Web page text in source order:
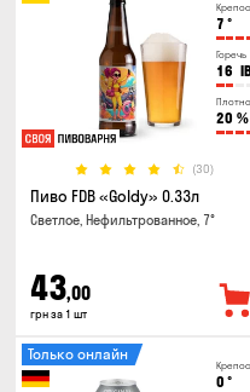
7 °
Горечь
16
20 %
(30)
Пиво FDB «Goldy» 0.33л
Светлое, Нефильтрованное, 7°
43,00
грн за 1 шт
0 °
Только онлайн